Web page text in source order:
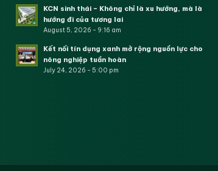
KCN sinh thái – Không chỉ là xu hướng, mà là
hướng đi của tương lai
August 5, 2026 - 9:16 am
Kết nối tín dụng xanh mở rộng nguồn lực cho
nông nghiệp tuần hoàn
July 24, 2026 - 5:00 pm